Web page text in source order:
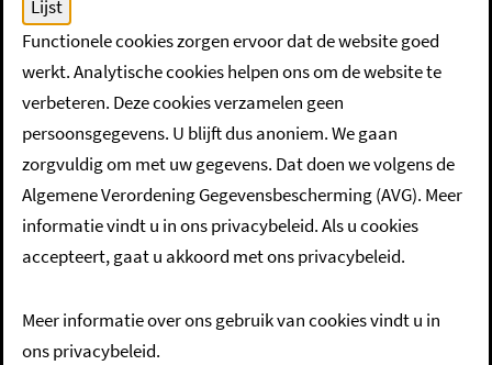
Bewijs van Nederlandse nationaliteit aanvragen
Bewijs van
Nederlandse
nationaliteit aanvragen
aanvragen
Lijst
Functionele cookies zorgen ervoor dat de website goed
werkt. Analytische cookies helpen ons om de website te
verbeteren. Deze cookies verzamelen geen
persoonsgegevens. U blijft dus anoniem. We gaan
zorgvuldig om met uw gegevens. Dat doen we volgens de
Algemene Verordening Gegevensbescherming (AVG). Meer
informatie vindt u in ons privacybeleid. Als u cookies
accepteert, gaat u akkoord met ons privacybeleid.
Meer informatie over ons gebruik van cookies vindt u in
ons privacybeleid.